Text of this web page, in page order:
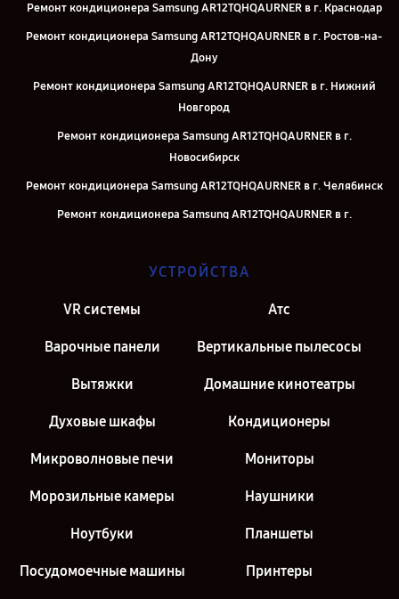
Ремонт кондиционера Samsung AR12TQHQAURNER в г. Краснодар
Ремонт кондиционера Samsung AR12TQHQAURNER в г. Ростов-на-
Дону
Ремонт кондиционера Samsung AR12TQHQAURNER в г. Нижний
Новгород
Ремонт кондиционера Samsung AR12TQHQAURNER в г.
Новосибирск
Ремонт кондиционера Samsung AR12TQHQAURNER в г. Челябинск
Ремонт кондиционера Samsung AR12TQHQAURNER в г.
Ремонт кондиционера Samsung AR12TQHQAURNER в г. Москва
УСТРОЙСТВА
VR системы Атс
Варочные панели Вертикальные пылесосы
Вытяжки Домашние кинотеатры
Духовые шкафы Кондиционеры
Микроволновые печи Мониторы
Морозильные камеры Наушники
Ноутбуки Планшеты
Посудомоечные машины Принтеры